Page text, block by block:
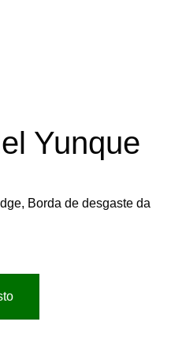
Yunque
Borda de desgaste da